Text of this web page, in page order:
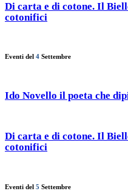
Di carta e di cotone. Il
cotonifici
Eventi del 4 Settembre
Ido Novello il poeta che
Di carta e di cotone. Il
cotonifici
Eventi del 5 Settembre